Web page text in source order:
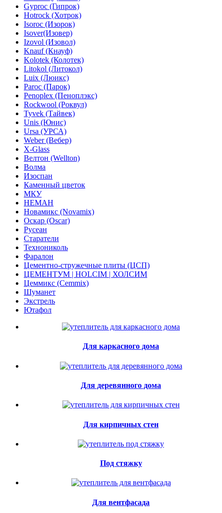
Gyproc (Гипрок)
Hotrock (Хотрок)
Isoroc (Изорок)
Isover(Изовер)
Izovol (Изовол)
Knauf (Кнауф)
Kolotek (Колотек)
Litokol (Литокол)
Luix (Люикс)
Paroc (Парок)
Penoplex (Пеноплэкс)
Rockwool (Роквул)
Tyvek (Тайвек)
Unis (Юнис)
Ursa (УРСА)
Weber (Вебер)
X-Glass
Велтон (Wellton)
Волма
Изоспан
Каменный цветок
МКУ
НЕМАН
Новамикс (Novamix)
Оскар (Oscar)
Русеан
Старатели
Технониколь
Фаралон
Цементно-стружечные плиты (ЦСП)
ЦЕМЕНТУМ | HOLCIM | ХОЛСИМ
Цеммикс (Cemmix)
Шуманет
Экстрель
Ютафол
Для каркасного дома
Для деревянного дома
Для кирпичных стен
Под стяжку
Для вентфасада